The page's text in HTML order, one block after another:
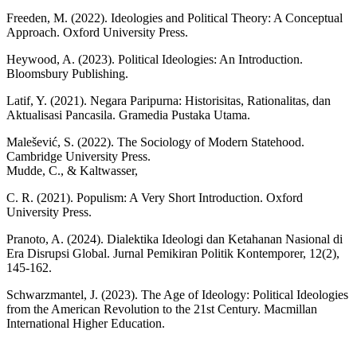
Freeden, M. (2022). Ideologies and Political Theory: A Conceptual
Approach. Oxford University Press.
Heywood, A. (2023). Political Ideologies: An Introduction.
Bloomsbury Publishing.
Latif, Y. (2021). Negara Paripurna: Historisitas, Rationalitas, dan
Aktualisasi Pancasila. Gramedia Pustaka Utama.
Malešević, S. (2022). The Sociology of Modern Statehood.
Cambridge University Press.
Mudde, C., & Kaltwasser,
C. R. (2021). Populism: A Very Short Introduction. Oxford
University Press.
Pranoto, A. (2024). Dialektika Ideologi dan Ketahanan Nasional di
Era Disrupsi Global. Jurnal Pemikiran Politik Kontemporer, 12(2),
145-162.
Schwarzmantel, J. (2023). The Age of Ideology: Political Ideologies
from the American Revolution to the 21st Century. Macmillan
International Higher Education.